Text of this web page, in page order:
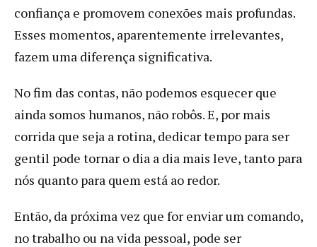
confiança e promovem conexões mais profundas.
Esses momentos, aparentemente irrelevantes,
fazem uma diferença significativa.
No fim das contas, não podemos esquecer que
ainda somos humanos, não robôs. E, por mais
corrida que seja a rotina, dedicar tempo para ser
gentil pode tornar o dia a dia mais leve, tanto para
nós quanto para quem está ao redor.
Então, da próxima vez que for enviar um comando,
no trabalho ou na vida pessoal, pode ser